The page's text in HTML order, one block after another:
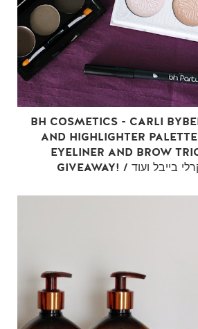
BH COSMETICS - CARLI
AND HIGHLIGHTER
EYELINER AND BROW